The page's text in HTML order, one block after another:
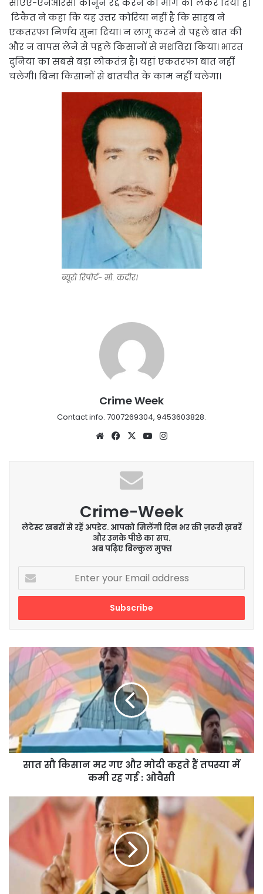
टिकैत ने कहा कि यह उत्तर कोरिया नहीं है कि साहब ने
एकतरफा निर्णय सुना दिया। न लागू करने से पहले बात की
और न वापस लेने से पहले किसानों से मशविरा किया। भारत
दुनिया का सबसे बड़ा लोकतंत्र है। यहां एकतरफा बात नहीं
चलेगी। बिना किसानों से बातचीत के काम नहीं चलेगा।
ब्यूरो रिपोर्ट- मो. कदीर।
Crime Week
Contact info. 7007269304, 9453603828.
WebsiteFacebook
X YouTube
Crime-Week
लेटेस्ट खबरों से रहें अपडेट. आपको मिलेंगी दिन भर की ज़रूरी ख़बरें
और उनके पीछे का सच.
अब पढ़िए बिल्कुल मुफ्त
your
Email
सात
सौ
किसान
मर
गए
और
मोदी
कहते
हैं
तपस्या
ओवैसी
सात सौ किसान मर गए और मोदी कहते हैं तपस्या में
कमी रह गई : ओवैसी
कानून
वापसी
के
बाद
लखनऊ